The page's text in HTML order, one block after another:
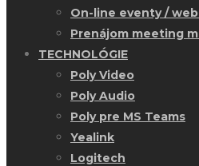
On-line eventy /
Prenájom meeting
TECHNOLÓGIE
Poly Video
Poly Audio
Poly pre MS Teams
Yealink
Logitech